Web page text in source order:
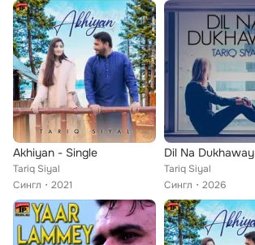
Akhiyan - Single
Tariq Siyal
Сингл
2021
Dil Na Dukhaway
Tariq Siyal
Сингл
2026